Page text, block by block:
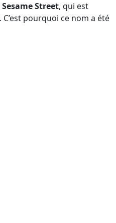
Sesame Street, qui est
pourquoi ce nom a été